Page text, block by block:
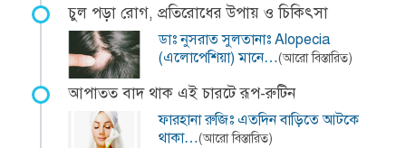
চুল পড়া রোগ, প্রতিরোধের উপায় ও চিকিৎসা
ডাঃ নুসরাত সুলতানাঃ Alopecia
(এলোপেশিয়া) মানে…(আরো বিস্তারিত)
আপাতত বাদ থাক এই চারটে রূপ-রুটিন
ফারহানা রুজিঃ এতদিন বাড়িতে আটকে
থাকা…(আরো বিস্তারিত)